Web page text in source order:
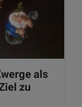
als
zu